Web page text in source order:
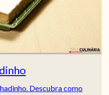
Descubra como